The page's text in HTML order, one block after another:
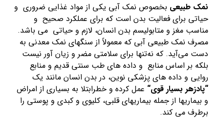
نمک طبیعی بخصوص نمک آبی یکی از مواد غذایی ضروری و
حیاتی برای فعالیت بدن است که برای عملکرد صحیح و
مناسب مغز و متابولیسم بدن انسان، لازم و حیاتی می باشد.
مصرف نمک طبیعی آبی که معمولاً از سنگهای نمک معدنی به
دست می‌آید. که نه‌تنها برای سلامتی مضر و زیان آور نیست
بلکه بر اساس منابع و داده های طب سنتی قدیم و منابع
روایی و داده های پزشکی نوین، در بدن انسان مانند یک
“پادزهر بسیار قوی“ عمل کرده و خطرابتلا به بسیاری از امراض
و بیماریها از جمله بیماریهای قلبی، کلیوی و کبدی و پوستی را
برطرف می کند.